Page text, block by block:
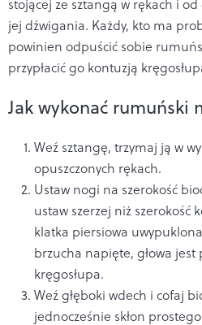
stojącej ze sztangą w rękach i
jej dźwigania. Każdy, kto ma
powinien odpuścić sobie
przypłacić go kontuzją
Jak wykonać rumuński
Weź sztangę, trzymaj ją w
opuszczonych rękach.
Ustaw nogi na szerokość
ustaw szerzej niż szerokość
klatka piersiowa
brzucha napięte, głowa jest
kręgosłupa.
Weź głęboki wdech i cofaj
jednocześnie skłon